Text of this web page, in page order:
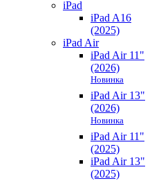
iPad
iPad A16
(2025)
iPad Air
iPad Air 11"
(2026)
Новинка
iPad Air 13"
(2026)
Новинка
iPad Air 11"
(2025)
iPad Air 13"
(2025)